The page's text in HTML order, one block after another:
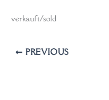
verkauft/sold
PREVIOUS